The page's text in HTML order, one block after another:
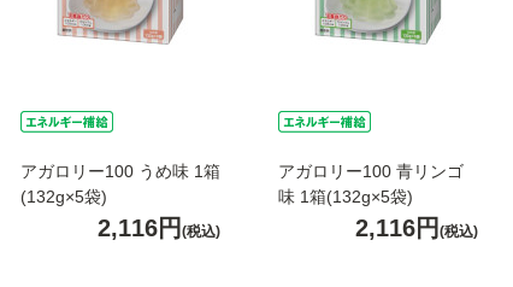
アガロリー100 うめ味 1箱
(132g×5袋)
2,116円 (税込)
アガロリー100 青リンゴ
味 1箱(132g×5袋)
2,116円 (税込)